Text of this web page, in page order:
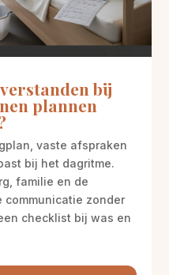
bij
plannen
vaste afspraken
bij het dagritme.
familie en de
communicatie zonder
checklist bij was en